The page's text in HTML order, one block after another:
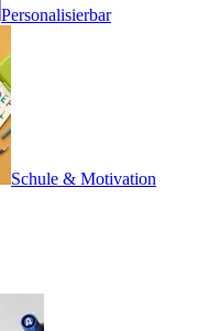
Personalisierbar
Schule & Motivation